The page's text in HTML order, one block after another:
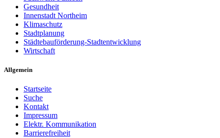
Gesundheit
Innenstadt Northeim
Klimaschutz
Stadtplanung
Städtebauförderung-Stadtentwicklung
Wirtschaft
Allgemein
Startseite
Suche
Kontakt
Impressum
Elektr. Kommunikation
Barrierefreiheit